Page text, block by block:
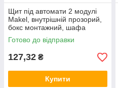
Щит під автомати 2 модулі
Makel, внутрішній прозорий,
бокс монтажний, шафа
розподільна врізна, Макел
Готово до відправки
127,32 ₴
Купити